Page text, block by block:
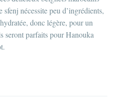
nécessite peu d’ingrédients,
donc légère, pour un
seront parfaits pour Hanouka